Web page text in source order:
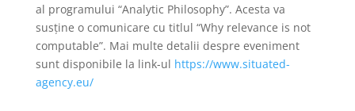
al programului “Analytic Philosophy”. Acesta va
susține o comunicare cu titlul “Why relevance is not
computable”. Mai multe detalii despre eveniment
sunt disponibile la link-ul https://www.situated-
agency.eu/